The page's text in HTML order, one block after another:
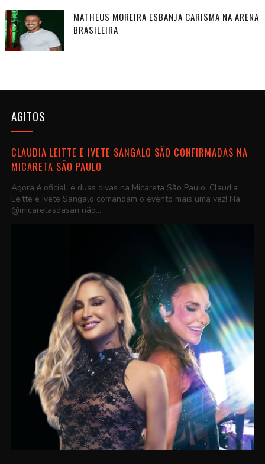
MATHEUS MOREIRA ESBANJA CARISMA NA ARENA
BRASILEIRA
AGITOS
CLAUDIA LEITTE E IVETE SANGALO SÃO CONFIRMADAS NA
MICARETA SÃO PAULO
Agora é oficial: é duas divas na Micareta São Paulo. Claudia
Leitte e Ivete Sangalo comandam o evento mais uma vez! Na
@micaretasdasan não...